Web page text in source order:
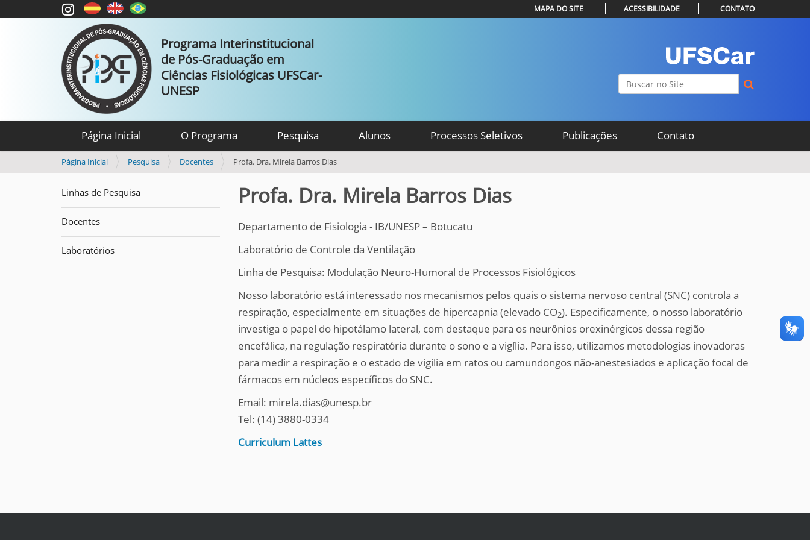
Programa Interinstitucional
de Pós-Graduação em
Ciências Fisiológicas UFSCar-
UNESP
Busca
MAPA DO SITE ACESSIBILIDADE CONTATO
Página Inicial O Programa Pesquisa Alunos Processos Seletivos Publicações Contato
V
ê
e
s
t
á
Página Inicial Pesquisa Docentes Profa. Dra. Mirela Barros Dias
Linhas de Pesquisa
Docentes
Laboratórios
Profa. Dra. Mirela Barros Dias
Departamento de Fisiologia - IB/UNESP – Botucatu
Laboratório de Controle da Ventilação
Linha de Pesquisa: Modulação Neuro-Humoral de Processos Fisiológicos
Nosso laboratório está interessado nos mecanismos pelos quais o sistema nervoso central (SNC) controla a
respiração, especialmente em situações de hipercapnia (elevado CO2). Especificamente, o nosso laboratório
investiga o papel do hipotálamo lateral, com destaque para os neurônios orexinérgicos dessa região
encefálica, na regulação respiratória durante o sono e a vigília. Para isso, utilizamos metodologias inovadoras
para medir a respiração e o estado de vigília em ratos ou camundongos não-anestesiados e aplicação focal de
fármacos em núcleos específicos do SNC.
Email: mirela.dias@unesp.br
Tel: (14) 3880-0334
Curriculum Lattes